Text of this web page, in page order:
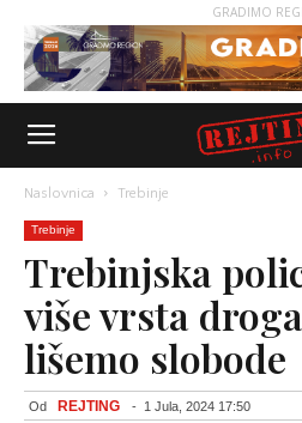
GRADIMO
Naslovnica Trebinje
Trebinje
Trebinjska
više vrsta
lišemo slobode
Od REJTING - 1 Jula, 2024 17:50